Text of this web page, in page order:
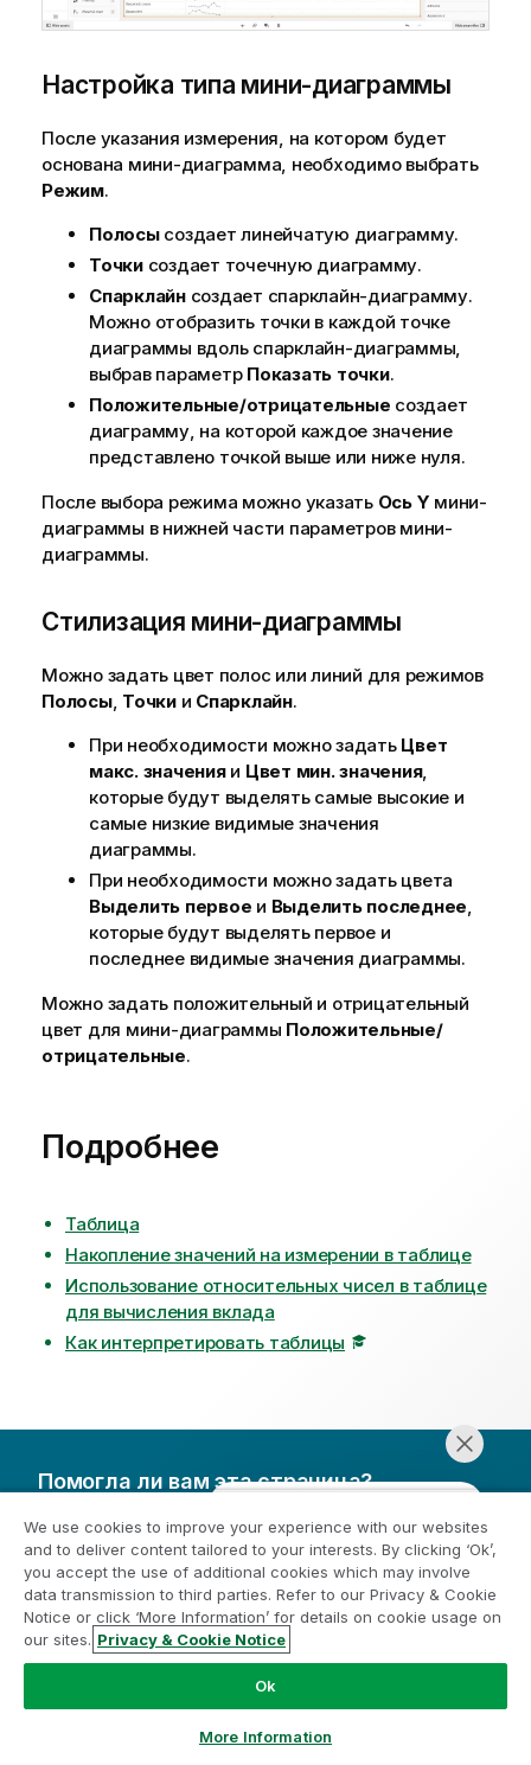
о
р
а
и
и
Настройка типа мини-диаграммы
После указания измерения, на котором будет
основана мини-диаграмма, необходимо выбрать
Режим.
Полосысоздает линейчатую диаграмму.
Точкисоздает точечную диаграмму.
Спарклайнсоздает спарклайн-диаграмму.
Можно отобразить точки в каждой точке
диаграммы вдоль спарклайн-диаграммы,
выбрав параметр Показать точки.
Положительные/отрицательные создает
диаграмму, на которой каждое значение
представлено точкой выше или ниже нуля.
После выбора режима можно указать Ось Y мини-
диаграммы в нижней части параметров мини-
диаграммы.
Стилизация мини-диаграммы
Можно задать цвет полос или линий для режимов
Полосы, Точкии Спарклайн.
При необходимости можно задать Цвет
макс. значенияи Цвет мин. значения,
которые будут выделять самые высокие и
самые низкие видимые значения
диаграммы.
При необходимости можно задать цвета
Выделить первое и Выделить последнее
которые будут выделять первое и
последнее видимые значения диаграммы.
Можно задать положительный и отрицательный
цвет для мини-диаграммы Положительные/
отрицательные.
Подробнее
Таблица
Накопление значений на измерении в таблице
Использование относительных чисел в таблице
для вычисления вклада
Как интерпретировать таблицы
Помогла ли вам эта страница?
Если вы обнаружили какую-либо проблему на этой
странице или с ее содержанием — будь то
опечатка, пропущенный шаг или техническая
ошибка, сообщите нам об этом!
Оставьте свой отзыв здесь
Использование относительных чисел в прямой таблице для вычисления вклада
We use cookies to improve your experience with our websites
and to deliver content tailored to your interests. By clicking ‘Ok’,
you accept the use of additional cookies which may involve
data transmission to third parties. Refer to our Privacy & Cookie
Notice or click ‘More Information’ for details on cookie usage on
our sites. Privacy & Cookie Notice
Ok
More Information